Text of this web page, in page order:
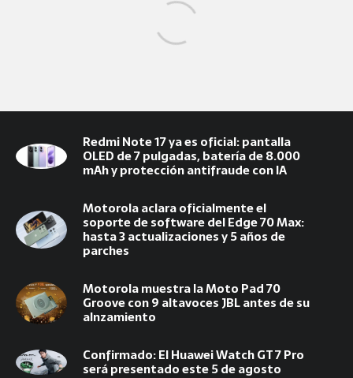
pantalla OLED de 7 pulgadas,
batería de 8.000 mAh y
Redmi Note 17 ya es oficial: pantalla
OLED de 7 pulgadas, batería de 8.000
mAh y protección antifraude con IA
Motorola aclara oficialmente el
soporte de software del Edge 70 Max:
hasta 3 actualizaciones y 5 años de
parches
Motorola muestra la Moto Pad 70
Groove con 9 altavoces JBL antes de su
alnzamiento
Confirmado: El Huawei Watch GT 7 Pro
será presentado este 5 de agosto